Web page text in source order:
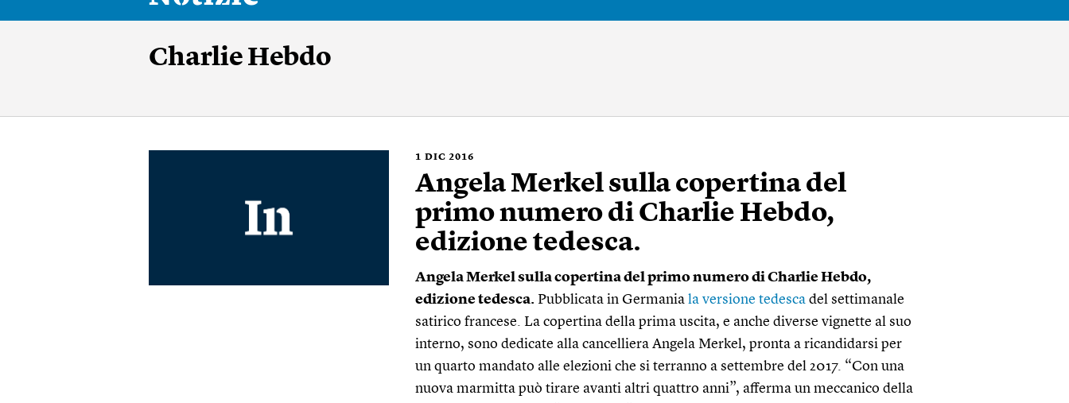
Charlie Hebdo
1 DIC 2016
Angela Merkel sulla copertina del
primo numero di Charlie Hebdo,
edizione tedesca.
Angela Merkel sulla copertina del primo numero di Charlie Hebdo,
edizione tedesca. Pubblicata in Germania la versione tedesca del settimanale
satirico francese. La copertina della prima uscita, e anche diverse vignette al suo
interno, sono dedicate alla cancelliera Angela Merkel, pronta a ricandidarsi per
un quarto mandato alle elezioni che si terranno a settembre del 2017. “Con una
nuova marmitta può tirare avanti altri quattro anni”, afferma un meccanico della